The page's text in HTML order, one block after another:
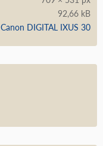
92,66 kB
Canon DIGITAL IXUS 30